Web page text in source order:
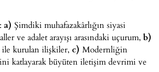
a) Şimdiki muhafazakârlığın siyasi
ve adalet arayışı arasındaki uçurum, b)
ile kurulan ilişkiler, c) Modernliğin
katlayarak büyüten iletişim devrimi ve